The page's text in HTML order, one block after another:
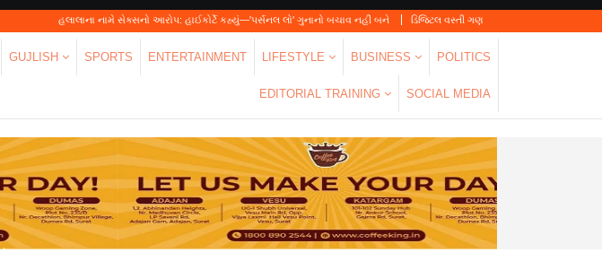
હલાલાના નામે સેક્સનો આરોપ: હાઈકોર્ટે કહ્યું—'પર્સનલ લો' ગુનાનો બચાવ નહીં બને ડિજિટલ વસ્તી ગણતરી 2026-27નો પ્રારંભ, ઘર બેઠા આજે જ
GUJLISH SPORTS ENTERTAINMENT LIFESTYLE BUSINESS POLITICS
EDITORIAL TRAINING SOCIAL MEDIA